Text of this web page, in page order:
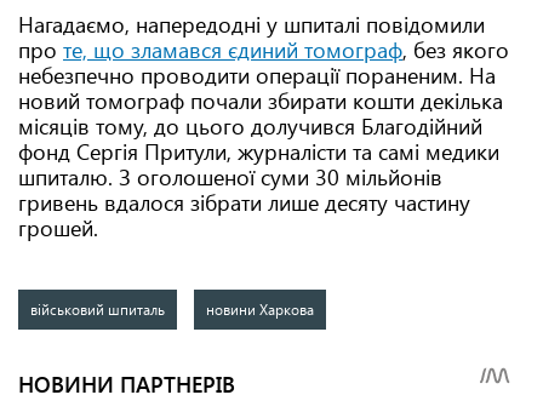
Нагадаємо, напередодні у шпиталі повідомили
про те, що зламався єдиний томограф, без якого
небезпечно проводити операції пораненим. На
новий томограф почали збирати кошти декілька
місяців тому, до цього долучився Благодійний
фонд Сергія Притули, журналісти та самі медики
шпиталю. З оголошеної суми 30 мільйонів
гривень вдалося зібрати лише десяту частину
грошей.
військовий шпиталь новини Харкова